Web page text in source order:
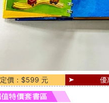
定價：$599 元 優